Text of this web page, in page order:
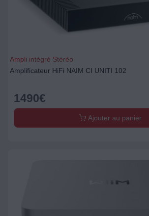
Ampli intégré Stéréo
Amplificateur HiFi NAIM CI UNITI 102
1490€
Ajouter au panier